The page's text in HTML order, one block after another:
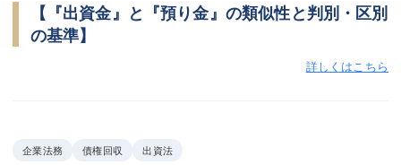
【『出資金』と『預り金』の類似性と判別・区別
の基準】
詳しくはこちら
企業法務 債権回収 出資法